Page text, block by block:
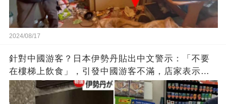
2024/08/17
針對中國游客？日本伊勢丹貼出中文警示：「不要
在樓梯上飲食」，引發中國游客不滿，店家表示
「違反規定」已撤下……